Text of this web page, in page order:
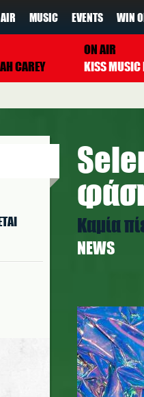
MUSIC EVENTS WIN
CAREY
ON AIR
Καμία
NEWS
s.jpg